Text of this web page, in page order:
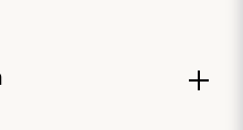
ingen installation.
placeras ut och börja